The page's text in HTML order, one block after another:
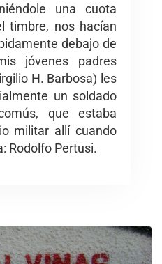
una cuota
timbre, nos hacían
debajo de
jóvenes padres
H. Barbosa) les
un soldado
que estaba
militar allí cuando
Rodolfo Pertusi.